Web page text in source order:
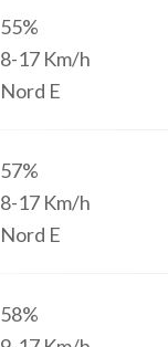
55%
8-17 Km/h
Nord E
57%
8-17 Km/h
Nord E
58%